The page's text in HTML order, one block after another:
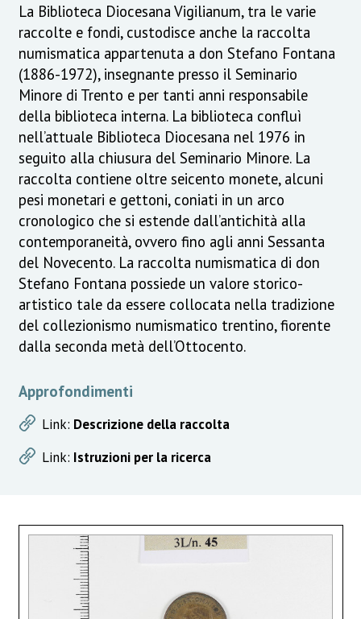
La Biblioteca Diocesana Vigilianum, tra le varie
raccolte e fondi, custodisce anche la raccolta
numismatica appartenuta a don Stefano Fontana
(1886-1972), insegnante presso il Seminario
Minore di Trento e per tanti anni responsabile
della biblioteca interna. La biblioteca confluì
nell’attuale Biblioteca Diocesana nel 1976 in
seguito alla chiusura del Seminario Minore. La
raccolta contiene oltre seicento monete, alcuni
pesi monetari e gettoni, coniati in un arco
cronologico che si estende dall’antichità alla
contemporaneità, ovvero fino agli anni Sessanta
del Novecento. La raccolta numismatica di don
Stefano Fontana possiede un valore storico-
artistico tale da essere collocata nella tradizione
del collezionismo numismatico trentino, fiorente
dalla seconda metà dell’Ottocento.
Approfondimenti
Link: Descrizione della raccolta
Link: Istruzioni per la ricerca